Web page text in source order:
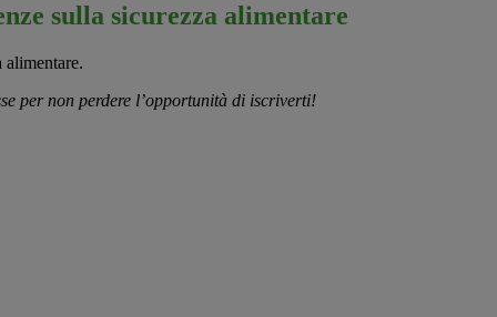
sulla sicurezza alimentare
alimentare.
per non perdere l’opportunità di iscriverti!